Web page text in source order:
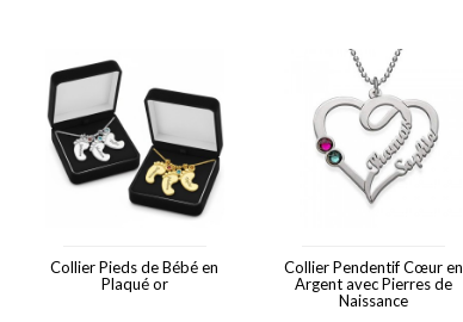
Collier Pieds de Bébé en
Plaqué or
Collier Pendentif Cœur en
Argent avec Pierres de
Naissance